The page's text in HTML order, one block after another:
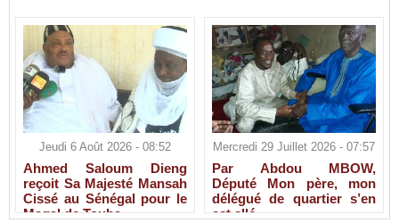
Jeudi 6 Août 2026 - 08:52
Ahmed Saloum Dieng
reçoit Sa Majesté Mansah
Cissé au Sénégal pour le
Magal de Touba.
Mercredi 29 Juillet 2026 - 07:57
Par Abdou MBOW,
Député Mon père, mon
délégué de quartier s’en
est allé.